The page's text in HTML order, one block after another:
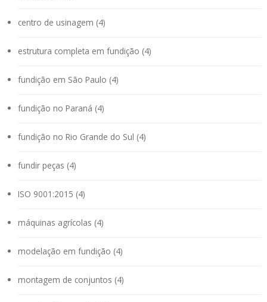
centro de usinagem (4)
estrutura completa em fundição (4)
fundição em São Paulo (4)
fundição no Paraná (4)
fundição no Rio Grande do Sul (4)
fundir peças (4)
ISO 9001:2015 (4)
máquinas agrícolas (4)
modelação em fundição (4)
montagem de conjuntos (4)